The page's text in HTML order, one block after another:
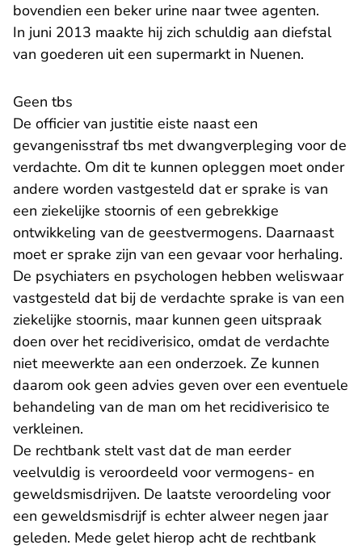
bovendien een beker urine naar twee agenten.
In juni 2013 maakte hij zich schuldig aan diefstal
van goederen uit een supermarkt in Nuenen.
Geen tbs
De officier van justitie eiste naast een
gevangenisstraf tbs met dwangverpleging voor de
verdachte. Om dit te kunnen opleggen moet onder
andere worden vastgesteld dat er sprake is van
een ziekelijke stoornis of een gebrekkige
ontwikkeling van de geestvermogens. Daarnaast
moet er sprake zijn van een gevaar voor herhaling.
De psychiaters en psychologen hebben weliswaar
vastgesteld dat bij de verdachte sprake is van een
ziekelijke stoornis, maar kunnen geen uitspraak
doen over het recidiverisico, omdat de verdachte
niet meewerkte aan een onderzoek. Ze kunnen
daarom ook geen advies geven over een eventuele
behandeling van de man om het recidiverisico te
verkleinen.
De rechtbank stelt vast dat de man eerder
veelvuldig is veroordeeld voor vermogens- en
geweldsmisdrijven. De laatste veroordeling voor
een geweldsmisdrijf is echter alweer negen jaar
geleden. Mede gelet hierop acht de rechtbank